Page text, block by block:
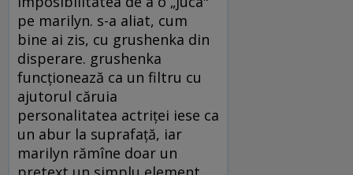
pe marilyn. s-a aliat, cum
bine ai zis, cu grushenka din
disperare. grushenka
funcţionează ca un filtru cu
ajutorul căruia
personalitatea actriţei iese ca
un abur la suprafaţă, iar
marilyn rămîne doar un